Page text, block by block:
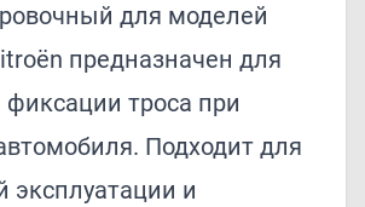
для моделей
предназначен для
фиксации троса при
Подходит для
эксплуатации и